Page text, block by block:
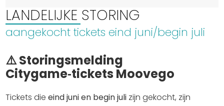
LANDELIJKE STORING
aangekocht tickets eind juni/begin juli
⚠️ Storingsmelding
Citygame‑tickets Moovego
Tickets die eind juni en begin juli zijn gekocht, zijn